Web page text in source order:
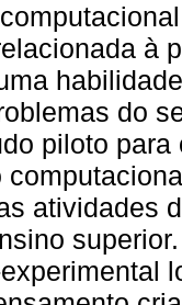
à
do
piloto
atividades